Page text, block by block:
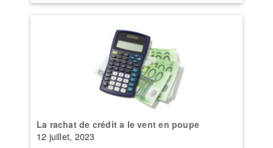
La rachat de crédit a le vent en poupe
12 juillet, 2023